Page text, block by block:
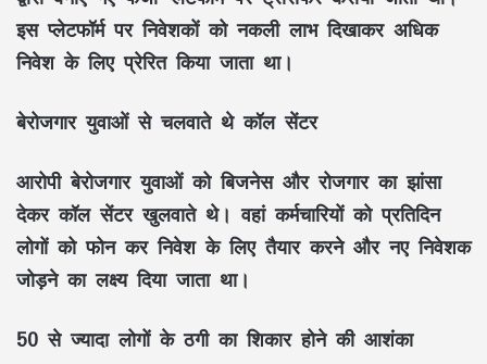
इस प्लेटफॉर्म पर निवेशकों को नकली लाभ दिखाकर अधिक
निवेश के लिए प्रेरित किया जाता था।
बेरोजगार युवाओं से चलवाते थे कॉल सेंटर
आरोपी बेरोजगार युवाओं को बिजनेस और रोजगार का झांसा
देकर कॉल सेंटर खुलवाते थे। वहां कर्मचारियों को प्रतिदिन
लोगों को फोन कर निवेश के लिए तैयार करने और नए निवेशक
जोड़ने का लक्ष्य दिया जाता था।
50 से ज्यादा लोगों के ठगी का शिकार होने की आशंका